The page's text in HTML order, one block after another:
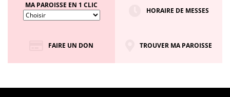
MA PAROISSE EN 1 CLIC
HORAIRE DE MESSES
FAIRE UN DON TROUVER MA PAROISSE